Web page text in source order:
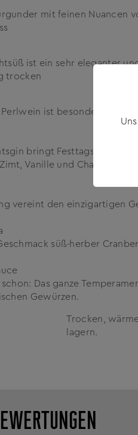
mit feinen Nuancen
ist ein sehr eleganter
trocken
ist besonders
bringt Festtagsgefühle
Vanille und Chai.
vereint den einzigartigen
süß-herber
schon: Das ganze
Gewürzen.
Trocken,
lagern.